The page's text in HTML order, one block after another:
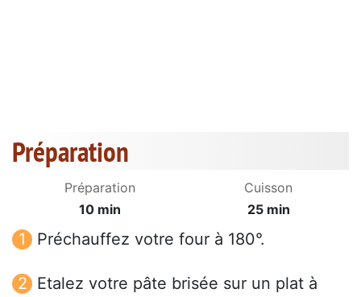
Préparation
Préparation
10 min
Cuisson
25 min
Préchauffez votre four à 180°.
Etalez votre pâte brisée sur un plat à